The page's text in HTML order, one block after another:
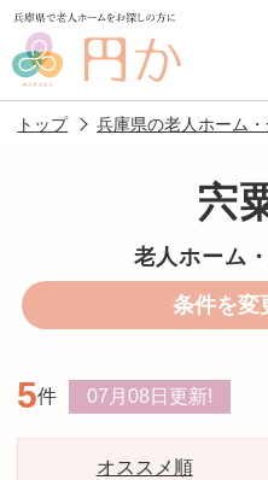
老人ホームを
円か
老人ホームの種類
スタッフ紹介
トップ 兵庫県の老人ホーム
宍
老人ホーム
条件を変
5件 07月08日 更新!
オススメ順